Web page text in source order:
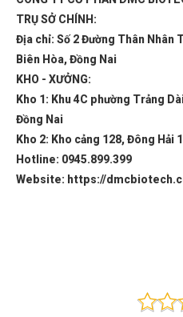
TRỤ SỞ CHÍNH:
Địa chỉ: Số 2 Đường Thân Nhân
Biên Hòa, Đồng Nai
KHO - XƯỞNG:
Kho 1: Khu 4C phường Trảng
Đồng Nai
Kho 2: Kho cảng 128, Đông Hải
Hotline: 0945.899.399
Website: https://